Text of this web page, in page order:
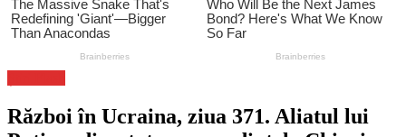
Război în Ucraina, ziua 371. Aliatul lui